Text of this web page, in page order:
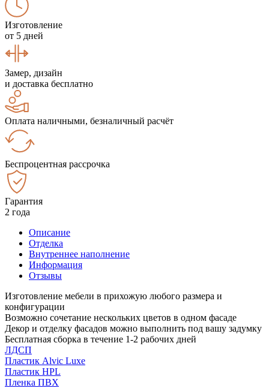
Изготовление
от 5 дней
Замер, дизайн
и доставка бесплатно
Оплата наличными, безналичный расчёт
Беспроцентная рассрочка
Гарантия
2 года
Описание
Отделка
Внутреннее наполнение
Информация
Отзывы
Изготовление мебели в прихожую любого размера и
конфигурации
Возможно сочетание нескольких цветов в одном фасаде
Декор и отделку фасадов можно выполнить под вашу задумку
Бесплатная сборка в течение 1-2 рабочих дней
ЛДСП
Пластик Alvic Luxe
Пластик HPL
Пленка ПВХ